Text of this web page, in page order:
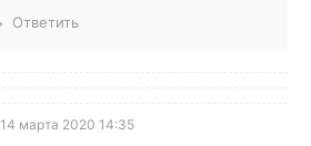
Ответить
14 марта 2020 14:35